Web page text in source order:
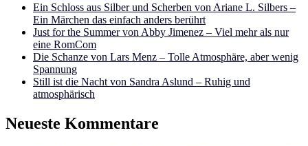
Ein Schloss aus Silber und Scherben von Ariane L. Silbers –
Ein Märchen das einfach anders berührt
Just for the Summer von Abby Jimenez – Viel mehr als nur
eine RomCom
Die Schanze von Lars Menz – Tolle Atmosphäre, aber wenig
Spannung
Still ist die Nacht von Sandra Aslund – Ruhig und
atmosphärisch
Neueste Kommentare